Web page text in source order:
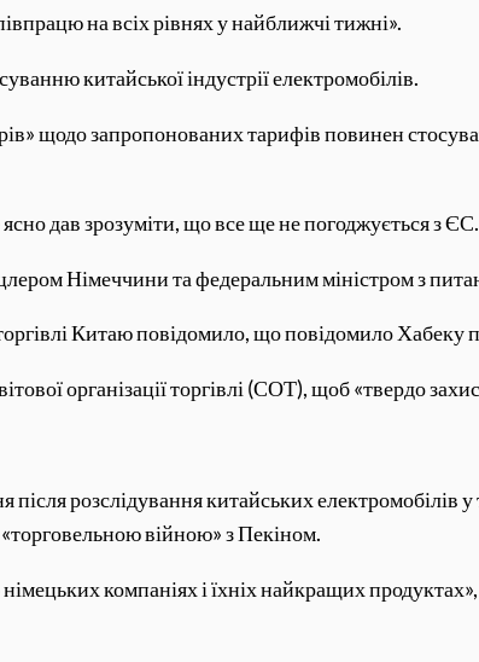
на всіх рівнях у найближчі тижні».
китайської індустрії електромобілів.
щодо запропонованих тарифів повинен
дав зрозуміти, що все ще не погоджується з ЄС.
Німеччини та федеральним міністром з
Китаю повідомило, що повідомило
організації торгівлі (СОТ), щоб «твердо
розслідування китайських електромобілів
війною» з Пекіном.
компаніях і їхніх найкращих